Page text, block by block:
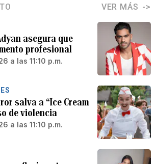
VER MÁS
asegura que
profesional
a las 11:10 p.m.
salva a “Ice Cream
de violencia
a las 11:10 p.m.